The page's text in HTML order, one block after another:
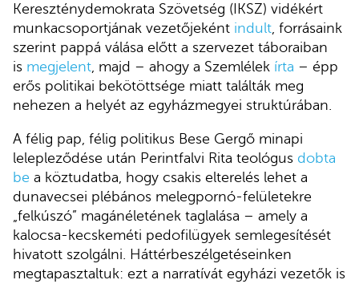
Kereszténydemokrata Szövetség (IKSZ) vidékért
munkacsoportjának vezetőjeként indult, forrásaink
szerint pappá válása előtt a szervezet táboraiban
is megjelent, majd – ahogy a Szemlélek írta – épp
erős politikai bekötöttsége miatt találták meg
nehezen a helyét az egyházmegyei struktúrában.
A félig pap, félig politikus Bese Gergő minapi
lelepleződése után Perintfalvi Rita teológus dobta
be a köztudatba, hogy csakis elterelés lehet a
dunavecsei plébános melegpornó-felületekre
„felkúszó” magánéletének taglalása – amely a
kalocsa-kecskeméti pedofilügyek semlegesítését
hivatott szolgálni. Háttérbeszélgetéseinken
megtapasztaltuk: ezt a narratívát egyházi vezetők is